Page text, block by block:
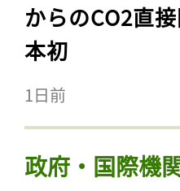
からのCO2直
本初
1日前
政府・国際機